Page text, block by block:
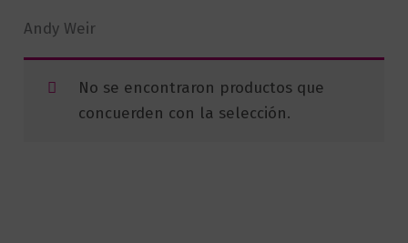
Andy Weir
No se encontraron productos que
concuerden con la selección.